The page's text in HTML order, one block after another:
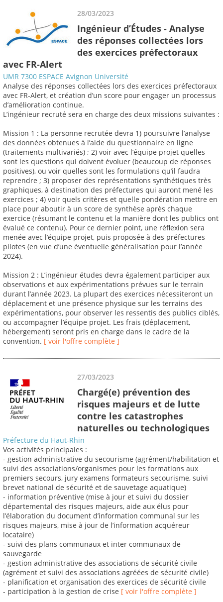
28/03/2023
Ingénieur d’Études - Analyse
des réponses collectées lors
des exercices préfectoraux
avec FR-Alert
UMR 7300 ESPACE Avignon Université
Analyse des réponses collectées lors des exercices préfectoraux
avec FR-Alert, et création d’un score pour engager un processus
d’amélioration continue.
L’ingénieur recruté sera en charge des deux missions suivantes :
Mission 1 : La personne recrutée devra 1) poursuivre l’analyse
des données obtenues à l’aide du questionnaire en ligne
(traitements multivariés) ; 2) voir avec l’équipe projet quelles
sont les questions qui doivent évoluer (beaucoup de réponses
positives), ou voir quelles sont les formulations qu’il faudra
reprendre ; 3) proposer des représentations synthétiques très
graphiques, à destination des préfectures qui auront mené les
exercices ; 4) voir quels critères et quelle pondération mettre en
place pour aboutir à un score de synthèse après chaque
exercice (résumant le contenu et la manière dont les publics ont
évalué ce contenu). Pour ce dernier point, une réflexion sera
menée avec l’équipe projet, puis proposée à des préfectures
pilotes (en vue d’une éventuelle généralisation pour l’année
2024).
Mission 2 : L’ingénieur études devra également participer aux
observations et aux expérimentations prévues sur le terrain
durant l’année 2023. La plupart des exercices nécessiteront un
déplacement et une présence physique sur les terrains des
expérimentations, pour observer les ressentis des publics ciblés,
ou accompagner l’équipe projet. Les frais (déplacement,
hébergement) seront pris en charge dans le cadre de la
convention. [ voir l'offre complète ]
27/03/2023
Chargé(e) prévention des
risques majeurs et de lutte
contre les catastrophes
naturelles ou technologiques
Préfecture du Haut-Rhin
Vos activités principales :
- gestion administrative du secourisme (agrément/habilitation et
suivi des associations/organismes pour les formations aux
premiers secours, jury examens formateurs secourisme, suivi
brevet national de sécurité et de sauvetage aquatique)
- information préventive (mise à jour et suivi du dossier
départemental des risques majeurs, aide aux élus pour
l’élaboration du document d’information communal sur les
risques majeurs, mise à jour de l’information acquéreur
locataire)
- suivi des plans communaux et inter communaux de
sauvegarde
- gestion administrative des associations de sécurité civile
(agrément et suivi des associations agréées de sécurité civile)
- planification et organisation des exercices de sécurité civile
- participation à la gestion de crise [ voir l'offre complète ]